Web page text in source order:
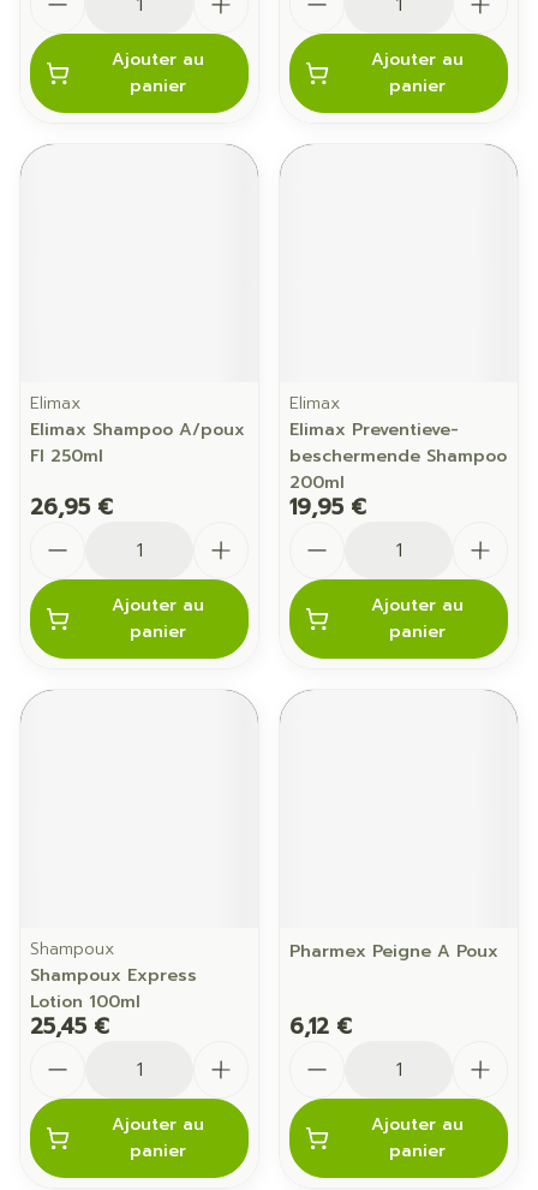
Ajouter au
panier
Ajouter au
panier
Elimax
Elimax Shampoo A/poux
Fl 250ml
26,95 €
Ajouter au
panier
Elimax
Elimax Preventieve-
beschermende Shampoo
200ml
19,95 €
Ajouter au
panier
Shampoux
Shampoux Express
Lotion 100ml
25,45 €
Ajouter au
panier
Pharmex Peigne A Poux
6,12 €
Ajouter au
panier